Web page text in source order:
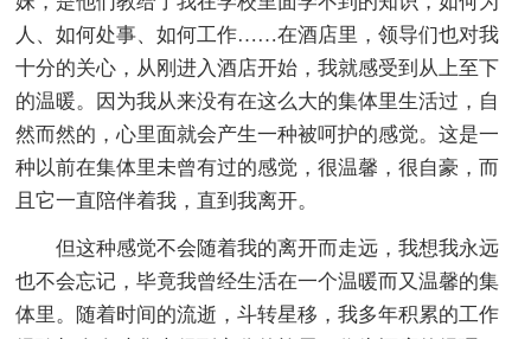
人、如何处事、如何工作……在酒店里，领导们也对我
十分的关心，从刚进入酒店开始，我就感受到从上至下
的温暖。因为我从来没有在这么大的集体里生活过，自
然而然的，心里面就会产生一种被呵护的感觉。这是一
种以前在集体里未曾有过的感觉，很温馨，很自豪，而
且它一直陪伴着我，直到我离开。
但这种感觉不会随着我的离开而走远，我想我永远
也不会忘记，毕竟我曾经生活在一个温暖而又温馨的集
体里。随着时间的流逝，斗转星移，我多年积累的工作